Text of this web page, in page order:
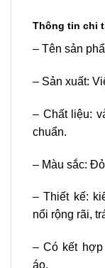
Thông tin chi
– Tên sản
– Sản xuất:
– Chất liệu:
chuẩn.
– Màu sắc: Đỏ
– Thiết kế:
nổi rộng rãi,
– Có kết
áo.